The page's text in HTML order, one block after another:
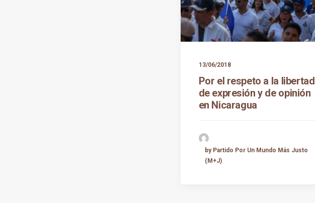
13/06/2018
Por el respeto a la libertad
de expresión y de opinión
en Nicaragua
by Partido Por Un Mundo Más Justo
(M+J)